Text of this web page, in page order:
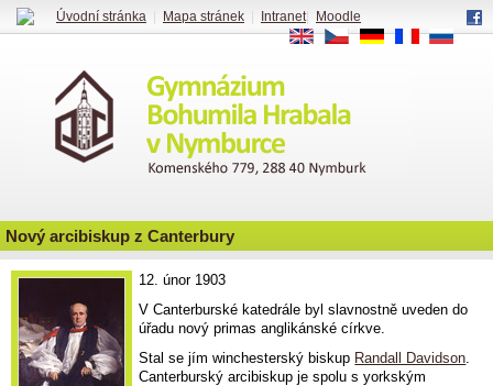
Nový arcibiskup z Canterbury
12. únor 1903
V Canterburské katedrále byl slavnostně uveden do
úřadu nový primas anglikánské církve.
Stal se jím winchesterský biskup Randall Davidson.
Canterburský arcibiskup je spolu s yorkským
Úvodní stránka Mapa stránek Intranet|
Moodle
EN
CS DE FR RU